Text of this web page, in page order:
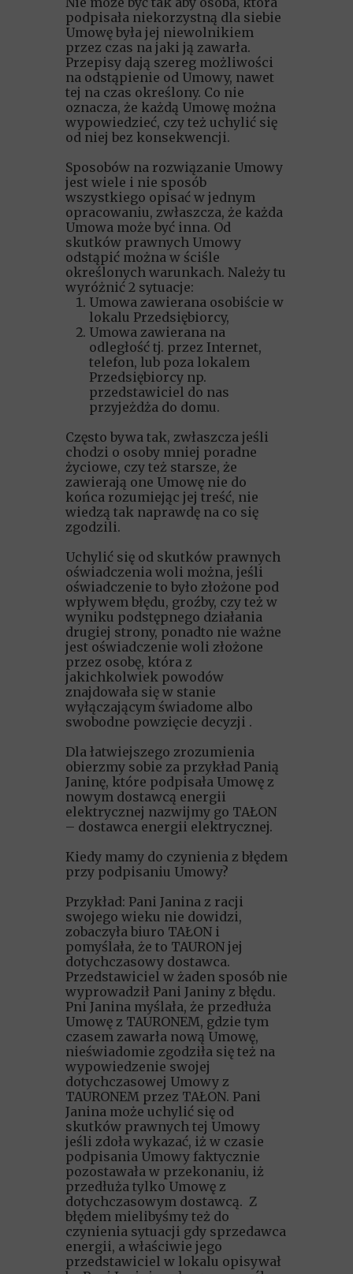
podpisała niekorzystną dla siebie
Umowę była jej niewolnikiem
przez czas na jaki ją zawarła.
Przepisy dają szereg możliwości
na odstąpienie od Umowy, nawet
tej na czas określony. Co nie
oznacza, że każdą Umowę można
wypowiedzieć, czy też uchylić się
od niej bez konsekwencji.
Sposobów na rozwiązanie Umowy
jest wiele i nie sposób
wszystkiego opisać w jednym
opracowaniu, zwłaszcza, że każda
Umowa może być inna. Od
skutków prawnych Umowy
odstąpić można w ściśle
określonych warunkach. Należy tu
wyróżnić 2 sytuacje:
Umowa zawierana osobiście w
lokalu Przedsiębiorcy,
Umowa zawierana na
odległość tj. przez Internet,
telefon, lub poza lokalem
Przedsiębiorcy np.
przedstawiciel do nas
przyjeżdża do domu.
Często bywa tak, zwłaszcza jeśli
chodzi o osoby mniej poradne
życiowe, czy też starsze, że
zawierają one Umowę nie do
końca rozumiejąc jej treść, nie
wiedzą tak naprawdę na co się
zgodzili.
Uchylić się od skutków prawnych
oświadczenia woli można, jeśli
oświadczenie to było złożone pod
wpływem błędu, groźby, czy też w
wyniku podstępnego działania
drugiej strony, ponadto nie ważne
jest oświadczenie woli złożone
przez osobę, która z
jakichkolwiek powodów
znajdowała się w stanie
wyłączającym świadome albo
swobodne powzięcie decyzji .
Dla łatwiejszego zrozumienia
obierzmy sobie za przykład Panią
Janinę, które podpisała Umowę z
nowym dostawcą energii
elektrycznej nazwijmy go TAŁON
– dostawca energii elektrycznej.
Kiedy mamy do czynienia z błędem
przy podpisaniu Umowy?
Przykład: Pani Janina z racji
swojego wieku nie dowidzi,
zobaczyła biuro TAŁON i
pomyślała, że to TAURON jej
dotychczasowy dostawca.
Przedstawiciel w żaden sposób nie
wyprowadził Pani Janiny z błędu.
Pni Janina myślała, że przedłuża
Umowę z TAURONEM, gdzie tym
czasem zawarła nową Umowę,
nieświadomie zgodziła się też na
wypowiedzenie swojej
dotychczasowej Umowy z
TAURONEM przez TAŁON. Pani
Janina może uchylić się od
skutków prawnych tej Umowy
jeśli zdoła wykazać, iż w czasie
podpisania Umowy faktycznie
pozostawała w przekonaniu, iż
przedłuża tylko Umowę z
dotychczasowym dostawcą. Z
błędem mielibyśmy też do
czynienia sytuacji gdy sprzedawca
energii, a właściwie jego
przedstawiciel w lokalu opisywał